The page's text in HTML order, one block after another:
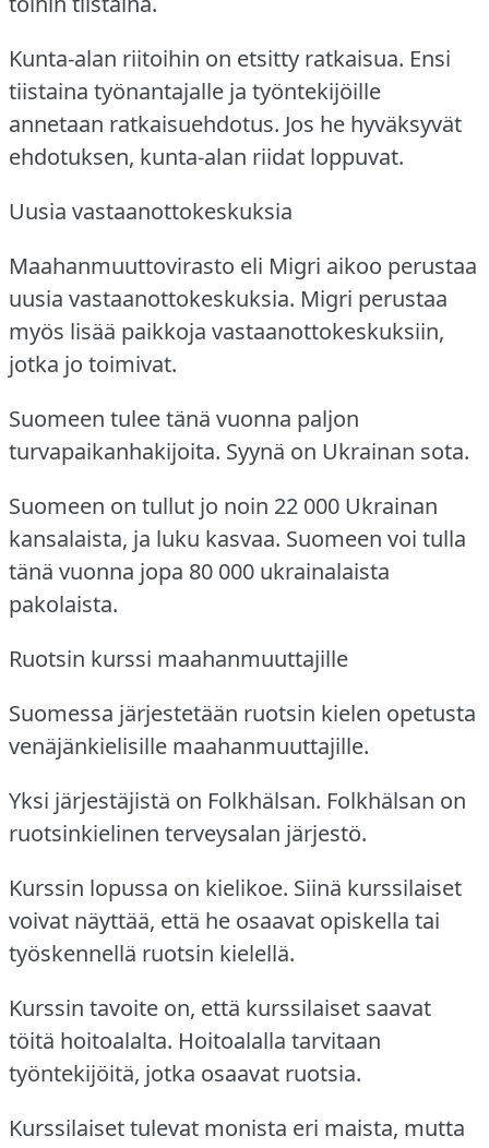
Kunta-alan riitoihin on etsitty ratkaisua. Ensi
tiistaina työnantajalle ja työntekijöille
annetaan ratkaisuehdotus. Jos he hyväksyvät
ehdotuksen, kunta-alan riidat loppuvat.
Uusia vastaanottokeskuksia
Maahanmuuttovirasto eli Migri aikoo perustaa
uusia vastaanottokeskuksia. Migri perustaa
myös lisää paikkoja vastaanottokeskuksiin,
jotka jo toimivat.
Suomeen tulee tänä vuonna paljon
turvapaikanhakijoita. Syynä on Ukrainan sota.
Suomeen on tullut jo noin 22 000 Ukrainan
kansalaista, ja luku kasvaa. Suomeen voi tulla
tänä vuonna jopa 80 000 ukrainalaista
pakolaista.
Ruotsin kurssi maahanmuuttajille
Suomessa järjestetään ruotsin kielen opetusta
venäjänkielisille maahanmuuttajille.
Yksi järjestäjistä on Folkhälsan. Folkhälsan on
ruotsinkielinen terveysalan järjestö.
Kurssin lopussa on kielikoe. Siinä kurssilaiset
voivat näyttää, että he osaavat opiskella tai
työskennellä ruotsin kielellä.
Kurssin tavoite on, että kurssilaiset saavat
töitä hoitoalalta. Hoitoalalla tarvitaan
työntekijöitä, jotka osaavat ruotsia.
Kurssilaiset tulevat monista eri maista, mutta